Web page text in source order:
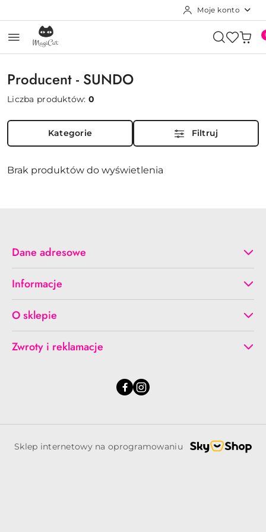
Moje konto
Producent - SUNDO
Liczba produktów:0
Kategorie Filtruj
Brak produktów do wyświetlenia
Dane adresowe
Informacje
O sklepie
Zwroty i reklamacje
Sklep internetowy na oprogramowaniu